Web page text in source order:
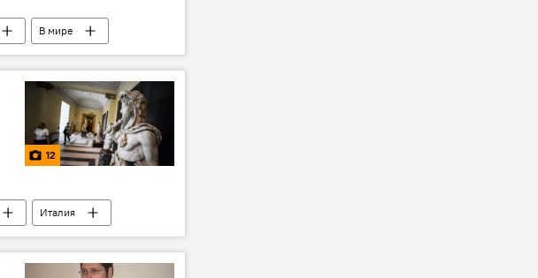
В мире
12
Италия